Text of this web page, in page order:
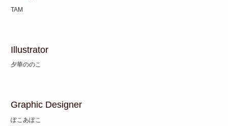
TAM
Illustrator
夕華ののこ
Graphic Designer
ぽこあぽこ